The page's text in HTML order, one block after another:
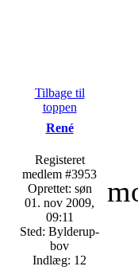
Tilbage til
toppen
René
Registeret
medlem #3953
Oprettet: søn
01. nov 2009,
09:11
Sted: Bylderup-
bov
Indlæg: 12